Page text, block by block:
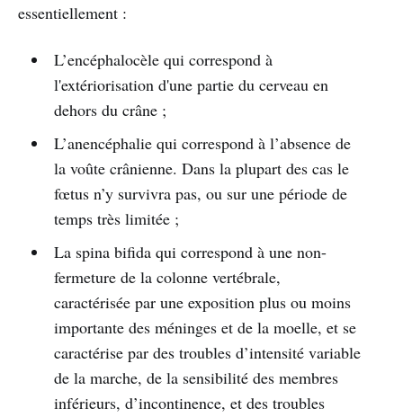
essentiellement :
L’encéphalocèle qui correspond à
l'extériorisation d'une partie du cerveau en
dehors du crâne ;
L’anencéphalie qui correspond à l’absence de
la voûte crânienne. Dans la plupart des cas le
fœtus n’y survivra pas, ou sur une période de
temps très limitée ;
La spina bifida qui correspond à une non-
fermeture de la colonne vertébrale,
caractérisée par une exposition plus ou moins
importante des méninges et de la moelle, et se
caractérise par des troubles d’intensité variable
de la marche, de la sensibilité des membres
inférieurs, d’incontinence, et des troubles